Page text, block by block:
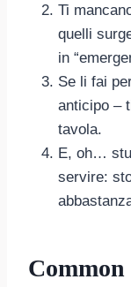
Ti
quelli
in
Se li fai
anticipo –
tavola.
E, oh…
servire:
Common